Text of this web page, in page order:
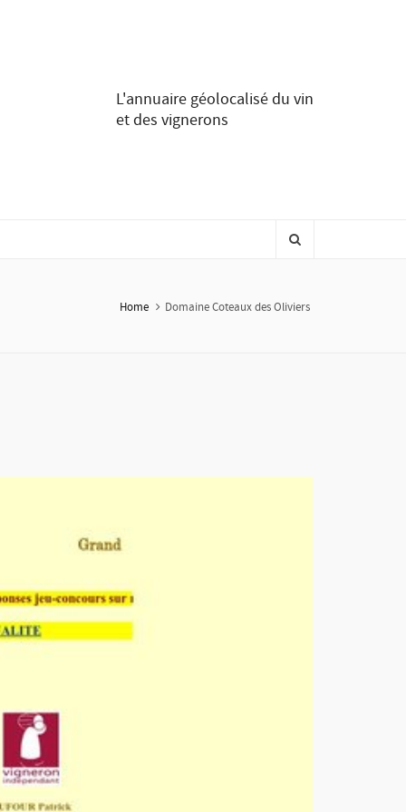
L'annuaire géolocalisé du vin
et des vignerons
Home Domaine Coteaux des Oliviers